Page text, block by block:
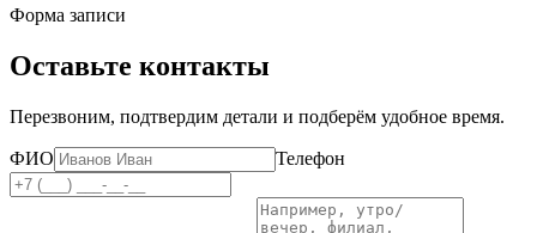
Форма записи
Оставьте контакты
Перезвоним, подтвердим детали и подберём удобное время.
ФИО Телефон